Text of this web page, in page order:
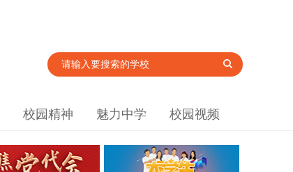
校园精神 魅力中学 校园视频